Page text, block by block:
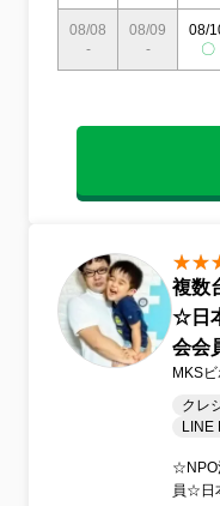
金はあ
き！
み・
08/08
-
08/09
-
08/
〇
複数
☆日
会会
MKS
クレ
LINE
☆NPO
員☆日